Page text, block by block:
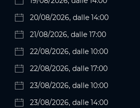
20/08/2026, dalle 14:00
21/08/2026, dalle 17:00
22/08/2026, dalle 10:00
22/08/2026, dalle 17:00
23/08/2026, dalle 10:00
23/08/2026, dalle 14:00